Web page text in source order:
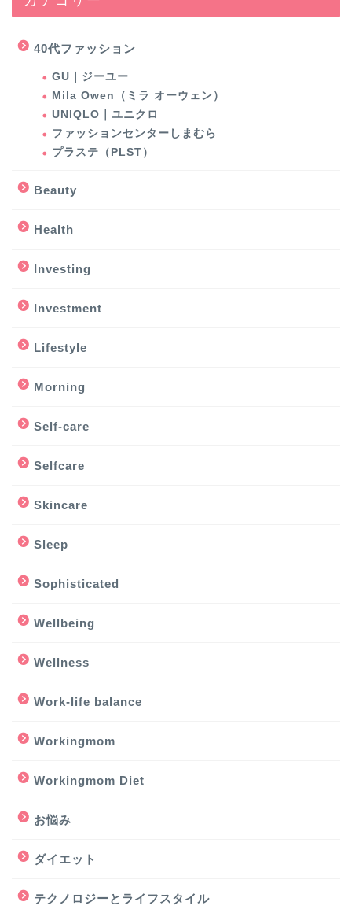
40代ファッション
GU｜ジーユー
Mila Owen（ミラ オーウェン）
UNIQLO｜ユニクロ
ファッションセンターしまむら
プラステ（PLST）
Beauty
Health
Investing
Investment
Lifestyle
Morning
Self-care
Selfcare
Skincare
Sleep
Sophisticated
Wellbeing
Wellness
Work-life balance
Workingmom
Workingmom Diet
お悩み
ダイエット
テクノロジーとライフスタイル